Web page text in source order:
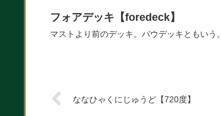
フォアデッキ【foredeck】
マストより前のデッキ。バウデッキともいう。
ななひゃくにじゅうど【720度】